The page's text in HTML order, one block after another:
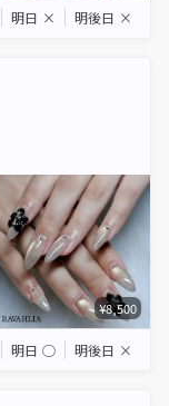
明日 × 明後日 ×
¥8,500
明日 ◯ 明後日 ×